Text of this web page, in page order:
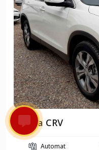
Honda CRV
Automat